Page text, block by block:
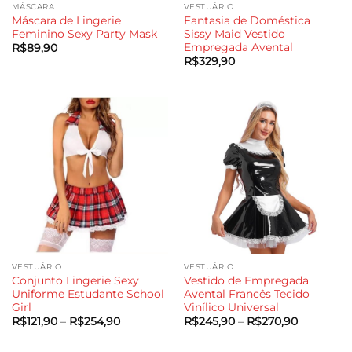
MÁSCARA
Máscara de Lingerie
Feminino Sexy Party Mask
R$89,90
VESTUÁRIO
Fantasia de Doméstica
Sissy Maid Vestido
Empregada Avental
R$329,90
VESTUÁRIO
Conjunto Lingerie Sexy
Uniforme Estudante School
Girl
R$121,90 – R$254,90Faixa
VESTUÁRIO
Vestido de Empregada
Avental Francês Tecido
Vinílico Universal
R$245,90 – R$270,90Faixa